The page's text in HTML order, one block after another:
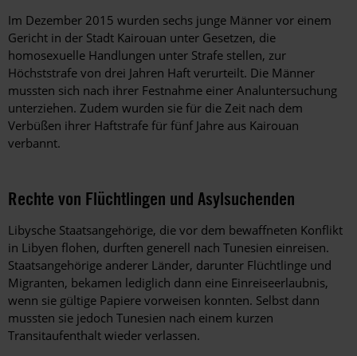
Im Dezember 2015 wurden sechs junge Männer vor einem
Gericht in der Stadt Kairouan unter Gesetzen, die
homosexuelle Handlungen unter Strafe stellen, zur
Höchststrafe von drei Jahren Haft verurteilt. Die Männer
mussten sich nach ihrer Festnahme einer Analuntersuchung
unterziehen. Zudem wurden sie für die Zeit nach dem
Verbüßen ihrer Haftstrafe für fünf Jahre aus Kairouan
verbannt.
Rechte von Flüchtlingen und Asylsuchenden
Libysche Staatsangehörige, die vor dem bewaffneten Konflikt
in Libyen flohen, durften generell nach Tunesien einreisen.
Staatsangehörige anderer Länder, darunter Flüchtlinge und
Migranten, bekamen lediglich dann eine Einreiseerlaubnis,
wenn sie gültige Papiere vorweisen konnten. Selbst dann
mussten sie jedoch Tunesien nach einem kurzen
Transitaufenthalt wieder verlassen.